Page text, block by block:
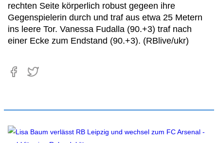
rechten Seite körperlich robust gegeen ihre
Gegenspielerin durch und traf aus etwa 25 Metern
ins leere Tor. Vanessa Fudalla (90.+3) traf nach
einer Ecke zum Endstand (90.+3). (RBlive/ukr)